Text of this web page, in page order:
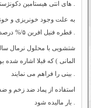
به علت وجود خونریزی و
قطره فنیل افرین%/۵ درصد به فاصله هر ۶ ساعت توصیه میشود .
شتشویی با محلول نرمال
المانی ) که قبلا اشاره
استفاده از پماد ضد زخم و